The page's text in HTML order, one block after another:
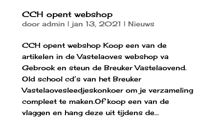
CCH opent webshop
door admin | jan 13, 2021 | Nieuws
CCH opent webshop Koop een van de
artikelen in de Vastelaoves webshop va
Gebrook en steun de Breuker Vastelaovend.
Old school cd’s van het Breuker
Vastelaovesleedjeskonkoer om je verzameling
compleet te maken.Of koop een van de
vlaggen en hang deze uit tijdens de...